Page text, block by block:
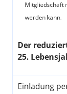
Mitgliedschaft
werden kann.
Der
25.
Einladung